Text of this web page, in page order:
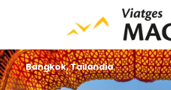
Bangkok, Tailandia